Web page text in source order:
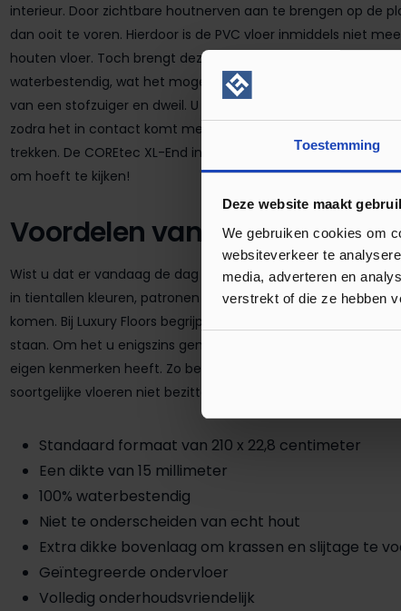
Toestemming
Deze website maakt
We gebruiken cookies om
websiteverkeer te
media, adverteren en
verstrekt of die ze hebben
interieur. Door zichtbare houtnerven aan te brengen op de
dan ooit te voren. Hierdoor is de PVC vloer inmiddels niet
houten vloer. Toch brengt deze vloer meer voordelen met
waterbestendig, wat het mogelijk maakt om al het stof en
van een stofzuiger en dweil. U hoeft hierdoor niet meer bang
zodra het in contact komt met water. Door de kunststof
trekken. De COREtec XL-End in de kleur Belvoir zal u dus
om hoeft te kijken!
Voordelen van de COREtec
Wist u dat er vandaag de dag ontzettend veel verschillende
in tientallen kleuren, patronen en afwerkingen wat het
komen. Bij Luxury Floors begrijpen wij dat u daardoor soms
staan. Om het u enigszins gemakkelijker te maken, is het
eigen kenmerken heeft. Zo bezitten de vloeren uit de
soortgelijke vloeren niet bezitten. Enkele voordelen zijn:
Standaard formaat van 210 x 22,8 centimeter
Een dikte van 15 millimeter
100% waterbestendig
Niet te onderscheiden van echt hout
Extra dikke bovenlaag om krassen en slijtage te
Geïntegreerde ondervloer
Volledig onderhoudsvriendelijk